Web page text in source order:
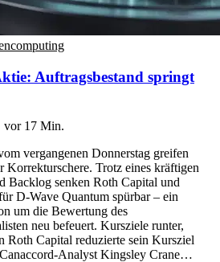
Auftragsbestand springt
vor 17 Min.
vergangenen Donnerstag greifen
Korrekturschere. Trotz eines kräftigen
Backlog senken Roth Capital und
D-Wave Quantum spürbar – ein
um die Bewertung des
neu befeuert. Kursziele runter,
Roth Capital reduzierte sein Kursziel
Analyst Kingsley Crane…